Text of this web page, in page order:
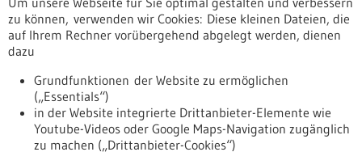
Erscheinungsdatum
zu können, verwenden wir Cookies: Diese kleinen Dateien, die
auf Ihrem Rechner vorübergehend abgelegt werden, dienen
dazu
Grundfunktionen der Website zu ermöglichen
(„Essentials“)
in der Website integrierte Drittanbieter-Elemente wie
Youtube-Videos oder Google Maps-Navigation zugänglich
zu machen („Drittanbieter-Cookies“)